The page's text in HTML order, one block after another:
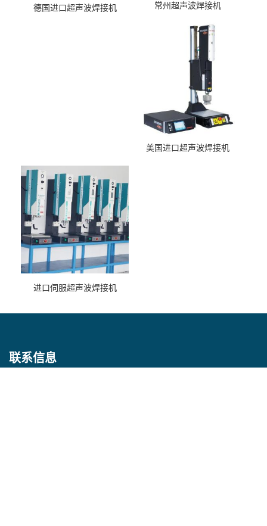
德国进口超声波焊接机 常州超声波焊接机
美国进口超声波焊接机
进口伺服超声波焊接机
联系信息